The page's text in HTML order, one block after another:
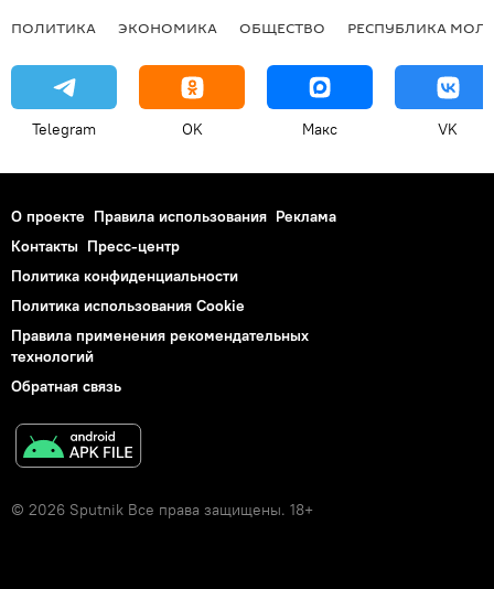
ПОЛИТИКА ЭКОНОМИКА ОБЩЕСТВО РЕСПУБЛИКА
Telegram OK Макс VK
О проекте Правила использования Реклама
Контакты Пресс-центр
Политика конфиденциальности
Политика использования Cookie
Правила применения рекомендательных
технологий
Обратная связь
© 2026 Sputnik Все права защищены. 18+